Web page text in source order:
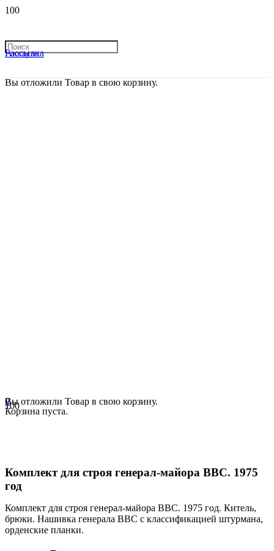
Рассылка
Аккаунт
Вы отложили Товар в свою корзину.
0
Вы отложили Товар в свою корзину.
Корзина пуста.
Комплект для строя генерал-майора ВВС. 1975
год
Комплект для строя генерал-майора ВВС. 1975 год. Китель,
брюки. Нашивка генерала ВВС с классификацией штурмана,
орденские планки.